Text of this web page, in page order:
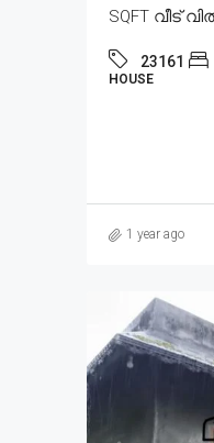
SQFT വീട്
23161
HOUSE
1 year ago